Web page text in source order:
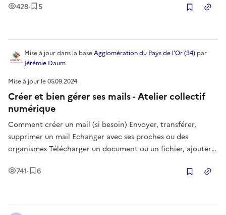
Creative Commons BY NC ND Jérémie Daum Conseiller
428Vues
· 5Enregistrement
Mise à jour le05.09.2024
Créer et bien gérer ses mails - Atelier collectif
numérique
Comment créer un mail (si besoin) Envoyer, transférer,
supprimer un mail Echanger avec ses proches ou des
organismes Télécharger un document ou un fichier, ajouter
autres outils Auteur de ce support pédagogique sous Licence
741Vues
· 6Enregistrement
Mise à jourdans la baseAgglomération du Pays de l'Or (34) par
Jérémie Daum